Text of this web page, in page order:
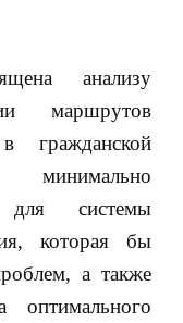
анализу
маршрутов
гражданской
для системы
которая бы
а также
оптимального